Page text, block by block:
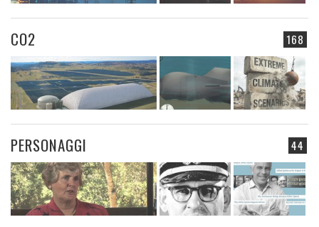
168
CO2
44
PERSONAGGI